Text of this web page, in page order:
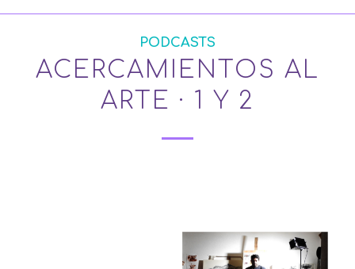
PODCASTS
ACERCAMIENTOS AL
ARTE · 1 Y 2